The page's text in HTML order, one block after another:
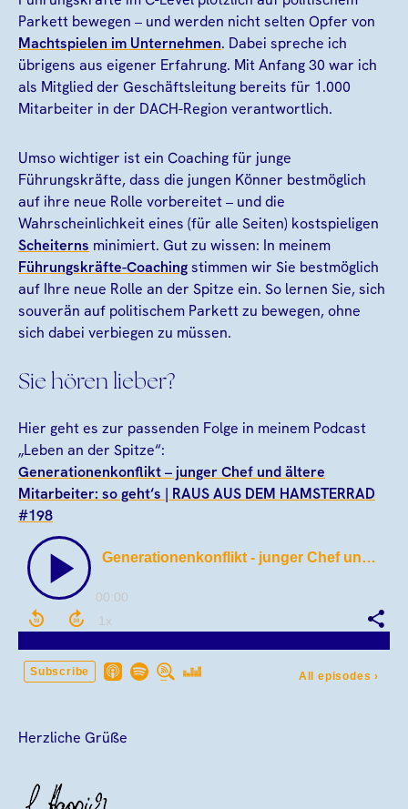
Parkett bewegen – und werden nicht selten Opfer von
Machtspielen im Unternehmen. Dabei spreche ich
übrigens aus eigener Erfahrung. Mit Anfang 30 war ich
als Mitglied der Geschäftsleitung bereits für 1.000
Mitarbeiter in der DACH-Region verantwortlich.
Umso wichtiger ist ein Coaching für junge
Führungskräfte, dass die jungen Könner bestmöglich
auf ihre neue Rolle vorbereitet – und die
Wahrscheinlichkeit eines (für alle Seiten) kostspieligen
Scheiterns minimiert. Gut zu wissen: In meinem
Führungskräfte-Coachingstimmen wir Sie bestmöglich
auf Ihre neue Rolle an der Spitze ein. So lernen Sie, sich
souverän auf politischem Parkett zu bewegen, ohne
sich dabei verbiegen zu müssen.
Sie hören lieber?
Hier geht es zur passenden Folge in meinem Podcast
„Leben an der Spitze“:
Generationenkonflikt – junger Chef und ältere
Mitarbeiter: so geht‘s | RAUS AUS DEM HAMSTERRAD
#198
Herzliche Grüße